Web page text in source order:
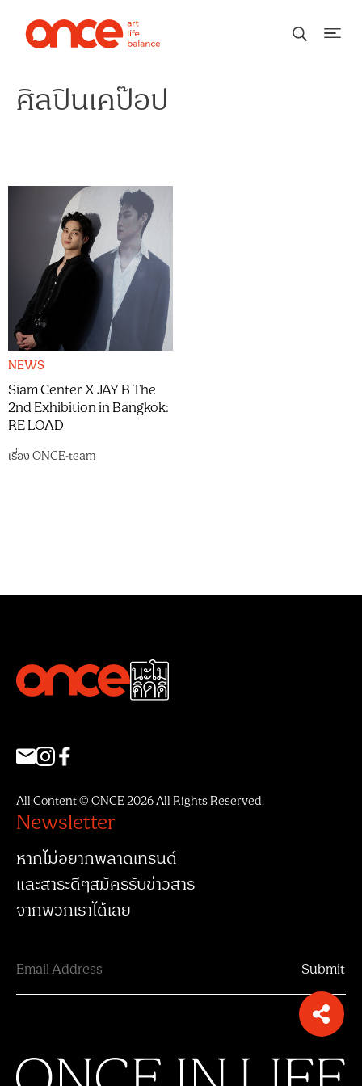
ศิลปินเคป๊อป
NEWS
Siam Center X JAY B The
2nd Exhibition in Bangkok:
RE LOAD
เรื่องONCE-team
All Content © ONCE 2026 All Rights Reserved.
Newsletter
หากไม่อยากพลาดเทรนด์
และสาระดีๆสมัครรับข่าวสาร
จากพวกเราได้เลย